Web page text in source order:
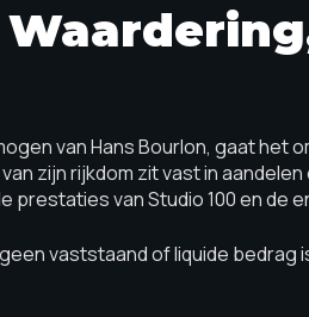
van Hans Bourlon, gaat het
zijn rijkdom zit vast in
prestaties van Studio 100 en de
vaststaand of liquide bedrag